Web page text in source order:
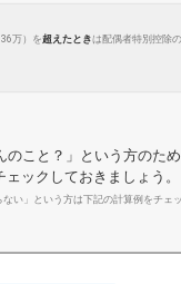
万）を超えたときは配偶者特別控除
のこと？」という方のた
ックしておきましょう。
い」という方は下記の計算例をチェ